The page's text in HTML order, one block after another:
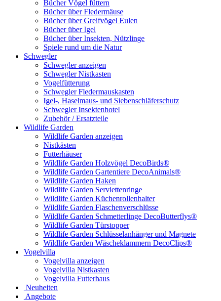
Bücher Vögel füttern
Bücher über Fledermäuse
Bücher über Greifvögel Eulen
Bücher über Igel
Bücher über Insekten, Nützlinge
Spiele rund um die Natur
Schwegler
Schwegler anzeigen
Schwegler Nistkasten
Vogelfütterung
Schwegler Fledermauskasten
Igel-, Haselmaus- und Siebenschläferschutz
Schwegler Insektenhotel
Zubehör / Ersatzteile
Wildlife Garden
Wildlife Garden anzeigen
Nistkästen
Futterhäuser
Wildlife Garden Holzvögel DecoBirds®
Wildlife Garden Gartentiere DecoAnimals®
Wildlife Garden Haken
Wildlife Garden Serviettenringe
Wildlife Garden Küchenrollenhalter
Wildlife Garden Flaschenverschlüsse
Wildlife Garden Schmetterlinge DecoButterflys®
Wildlife Garden Türstopper
Wildlife Garden Schlüsselanhänger und Magnete
Wildlife Garden Wäscheklammern DecoClips®
Vogelvilla
Vogelvilla anzeigen
Vogelvilla Nistkasten
Vogelvilla Futterhaus
Neuheiten
Angebote